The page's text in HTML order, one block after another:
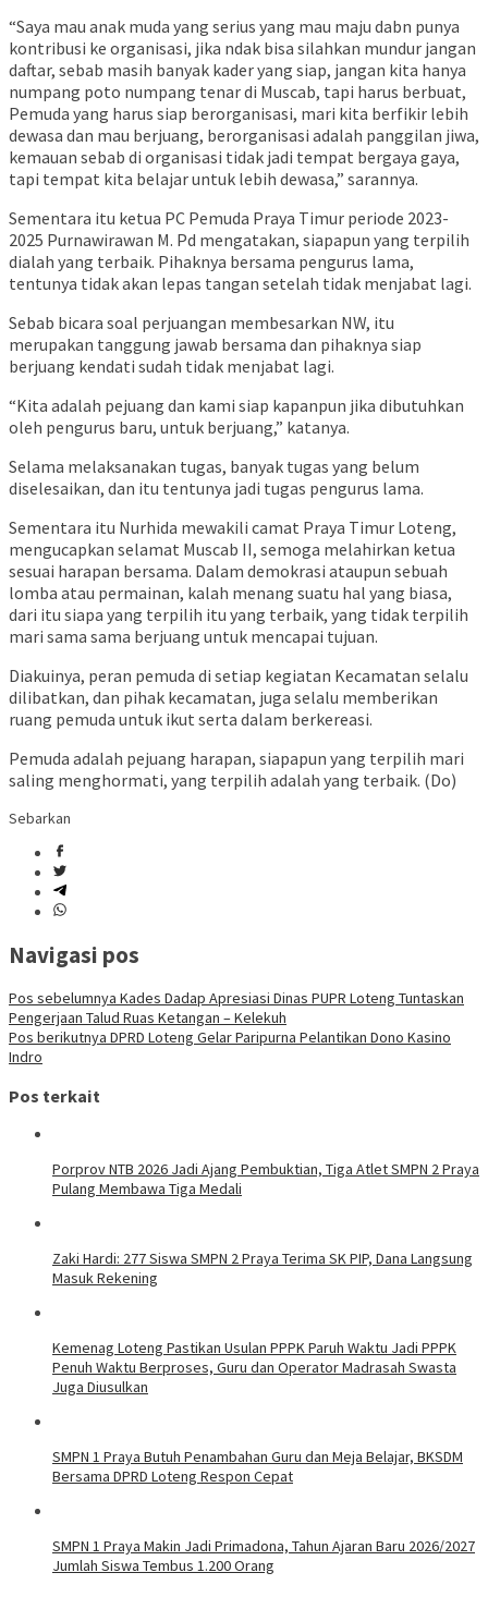
“Saya mau anak muda yang serius yang mau maju dabn punya
kontribusi ke organisasi, jika ndak bisa silahkan mundur jangan
daftar, sebab masih banyak kader yang siap, jangan kita hanya
numpang poto numpang tenar di Muscab, tapi harus berbuat,
Pemuda yang harus siap berorganisasi, mari kita berfikir lebih
dewasa dan mau berjuang, berorganisasi adalah panggilan jiwa,
kemauan sebab di organisasi tidak jadi tempat bergaya gaya,
tapi tempat kita belajar untuk lebih dewasa,” sarannya.
Sementara itu ketua PC Pemuda Praya Timur periode 2023-
2025 Purnawirawan M. Pd mengatakan, siapapun yang terpilih
dialah yang terbaik. Pihaknya bersama pengurus lama,
tentunya tidak akan lepas tangan setelah tidak menjabat lagi.
Sebab bicara soal perjuangan membesarkan NW, itu
merupakan tanggung jawab bersama dan pihaknya siap
berjuang kendati sudah tidak menjabat lagi.
“Kita adalah pejuang dan kami siap kapanpun jika dibutuhkan
oleh pengurus baru, untuk berjuang,” katanya.
Selama melaksanakan tugas, banyak tugas yang belum
diselesaikan, dan itu tentunya jadi tugas pengurus lama.
Sementara itu Nurhida mewakili camat Praya Timur Loteng,
mengucapkan selamat Muscab II, semoga melahirkan ketua
sesuai harapan bersama. Dalam demokrasi ataupun sebuah
lomba atau permainan, kalah menang suatu hal yang biasa,
dari itu siapa yang terpilih itu yang terbaik, yang tidak terpilih
mari sama sama berjuang untuk mencapai tujuan.
Diakuinya, peran pemuda di setiap kegiatan Kecamatan selalu
dilibatkan, dan pihak kecamatan, juga selalu memberikan
ruang pemuda untuk ikut serta dalam berkereasi.
Pemuda adalah pejuang harapan, siapapun yang terpilih mari
saling menghormati, yang terpilih adalah yang terbaik. (Do)
Sebarkan
Navigasi pos
Pos sebelumnya Kades Dadap Apresiasi Dinas PUPR Loteng Tuntaskan
Pengerjaan Talud Ruas Ketangan – Kelekuh
Pos berikutnya DPRD Loteng Gelar Paripurna Pelantikan Dono Kasino
Indro
Pos terkait
Porprov NTB 2026 Jadi Ajang Pembuktian, Tiga Atlet SMPN 2 Praya
Pulang Membawa Tiga Medali
Zaki Hardi: 277 Siswa SMPN 2 Praya Terima SK PIP, Dana Langsung
Masuk Rekening
Kemenag Loteng Pastikan Usulan PPPK Paruh Waktu Jadi PPPK
Penuh Waktu Berproses, Guru dan Operator Madrasah Swasta
Juga Diusulkan
SMPN 1 Praya Butuh Penambahan Guru dan Meja Belajar, BKSDM
Bersama DPRD Loteng Respon Cepat
SMPN 1 Praya Makin Jadi Primadona, Tahun Ajaran Baru 2026/2027
Jumlah Siswa Tembus 1.200 Orang